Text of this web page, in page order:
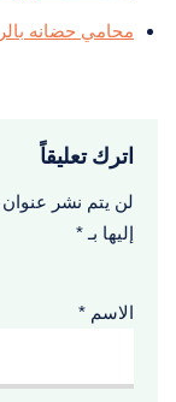
محامي حضانه
اترك تعليقاً
لن يتم نشر عنوان
إليها بـ *
الاسم *